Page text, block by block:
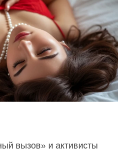
вызов» и активисты